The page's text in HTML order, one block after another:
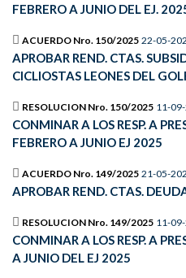
FEBRERO A JUNIO DEL EJ.
ACUERDO Nro. 150/2025 22-05-
APROBAR REND. CTAS.
CICLIOSTAS LEONES DEL
RESOLUCION Nro. 150/2025 11-
CONMINAR A LOS RESP. A
FEBRERO A JUNIO EJ 2025
ACUERDO Nro. 149/2025 21-05-
APROBAR REND. CTAS.
RESOLUCION Nro. 149/2025 11-
CONMINAR A LOS RESP. A
A JUNIO DEL EJ 2025